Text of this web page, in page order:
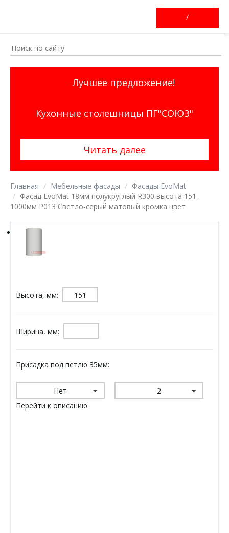
/
Лучшее предложение!
Кухонные столешницы ПГ"СОЮЗ"
Читать далее
Главная Мебельные фасады
Фасады EvoMat
Фасад EvoMat 18мм полукруглый R300 высота 151-
1000мм P013 Светло-серый матовый кромка цвет
Высота, мм:
Ширина, мм:
Присадка под петлю 35мм:
Нет
2
Перейти к описанию